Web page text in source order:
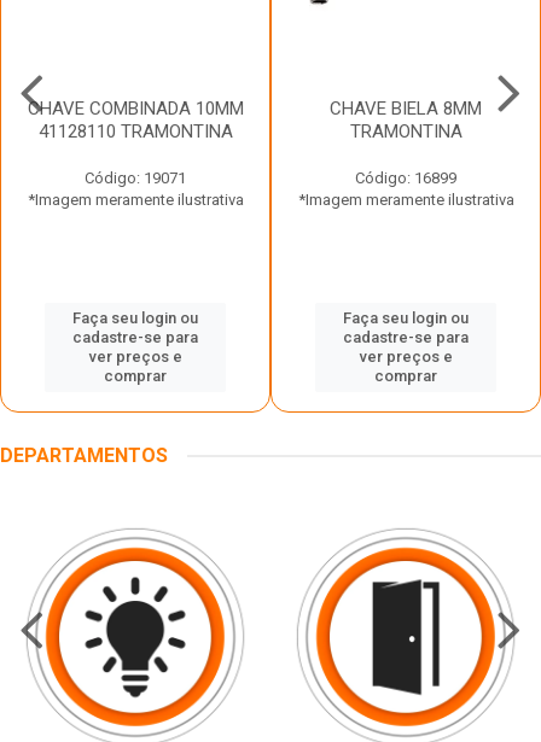
CHAVE COMBINADA 10MM
41128110 TRAMONTINA
Código: 19071
*Imagem meramente ilustrativa
Faça seu login ou
cadastre-se para
ver preços e
comprar
CHAVE BIELA 8MM
TRAMONTINA
Código: 16899
*Imagem meramente ilustrativa
Faça seu login ou
cadastre-se para
ver preços e
comprar
DEPARTAMENTOS